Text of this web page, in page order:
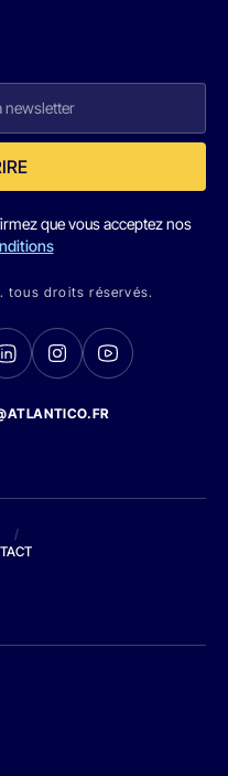
que vous acceptez nos
tous droits réservés.
/